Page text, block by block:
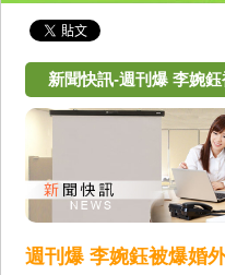
新聞快訊-週刊爆 李婉
週刊爆 李婉鈺被爆婚